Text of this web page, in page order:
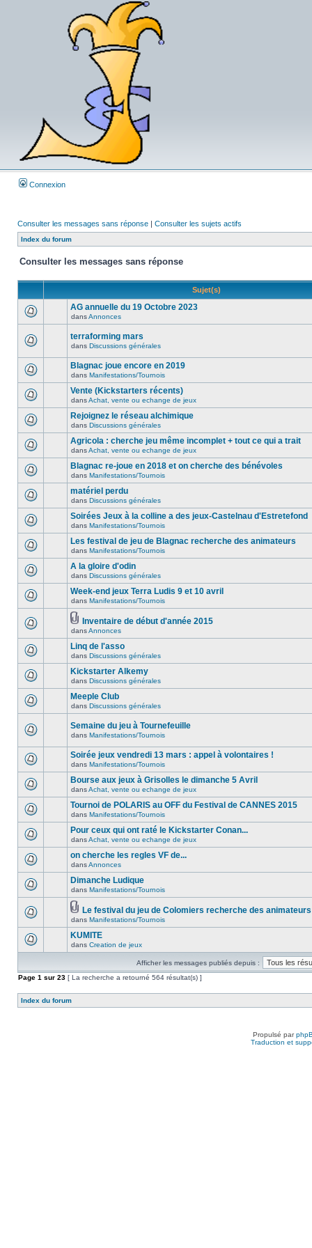
Connexion
Consulter les messages sans réponse | Consulter les sujets actifs
Index du forum
Consulter les messages sans réponse
Sujet(s)
AG annuelle du 19 Octobre 2023
dansAnnonces
terraforming mars
dans Discussions générales
Blagnac joue encore en 2019
dans Manifestations/Tournois
Vente (Kickstarters récents)
dansAchat, vente ou echange de jeux
Rejoignez le réseau alchimique
dans Discussions générales
Agricola : cherche jeu même incomplet + tout ce qui a trait
dansAchat, vente ou echange de jeux
Blagnac re-joue en 2018 et on cherche des bénévoles
dans Manifestations/Tournois
matériel perdu
dans Discussions générales
Soirées Jeux à la colline a des jeux-Castelnau d'Estretefond
dans Manifestations/Tournois
Les festival de jeu de Blagnac recherche des animateurs
dans Manifestations/Tournois
A la gloire d'odin
dans Discussions générales
Week-end jeux Terra Ludis 9 et 10 avril
dans Manifestations/Tournois
Inventaire de début d'année 2015
dansAnnonces
Linq de l'asso
dans Discussions générales
Kickstarter Alkemy
dans Discussions générales
Meeple Club
dans Discussions générales
Semaine du jeu à Tournefeuille
dans Manifestations/Tournois
Soirée jeux vendredi 13 mars : appel à volontaires !
dans Manifestations/Tournois
Bourse aux jeux à Grisolles le dimanche 5 Avril
dansAchat, vente ou echange de jeux
Tournoi de POLARIS au OFF du Festival de CANNES 2015
dans Manifestations/Tournois
Pour ceux qui ont raté le Kickstarter Conan...
dansAchat, vente ou echange de jeux
on cherche les regles VF de...
dansAnnonces
Dimanche Ludique
dans Manifestations/Tournois
Le festival du jeu de Colomiers recherche des animateurs
dans Manifestations/Tournois
KUMITE
dans Creation de jeux
Afficher les messages publiés depuis :
Page 1 sur 23 [ La recherche a retourné 564 résultat(s) ]
Index du forum
Propulsé par
Traduction et